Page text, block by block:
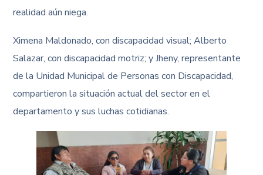
realidad aún niega.
Ximena Maldonado, condiscapacidad visual; Alberto
Salazar, con discapacidad motriz; y Jheny, representante
de la Unidad Municipal de Personas con Discapacidad,
compartieron la situación actual del sector en el
departamento y sus luchas cotidianas.